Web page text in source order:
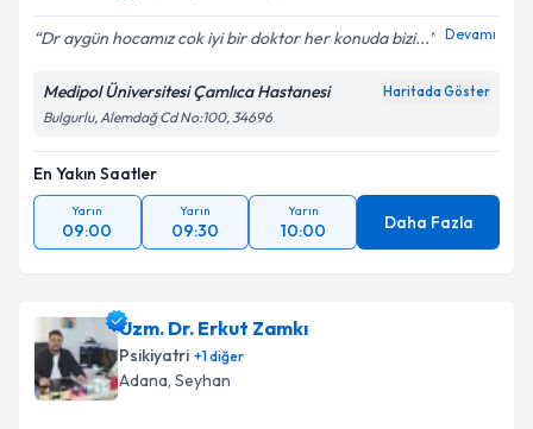
Dr aygün hocamız cok iyi bir doktor her konuda bizi... Devamı
Medipol Üniversitesi Çamlıca Hastanesi Haritada Göster
Bulgurlu, Alemdağ Cd No:100, 34696
En Yakın Saatler
Yarın
09:00
Yarın
09:30
Yarın
10:00 Daha Fazla
Uzm. Dr. Erkut Zamkı
Psikiyatri +1diğer
Adana, Seyhan